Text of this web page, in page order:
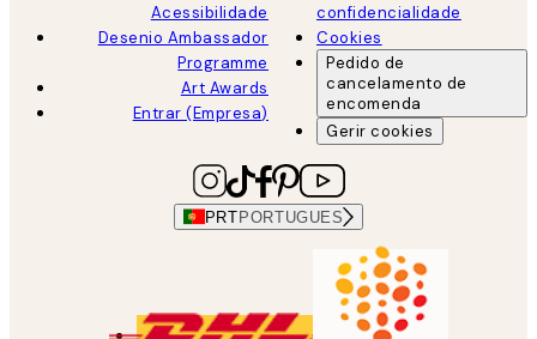
Acessibilidade
Desenio Ambassador
Programme
Art Awards
Entrar (Empresa)
confidencialidade
Cookies
Pedido de
cancelamento de
encomenda
Gerir cookies
PRTPORTUGUES